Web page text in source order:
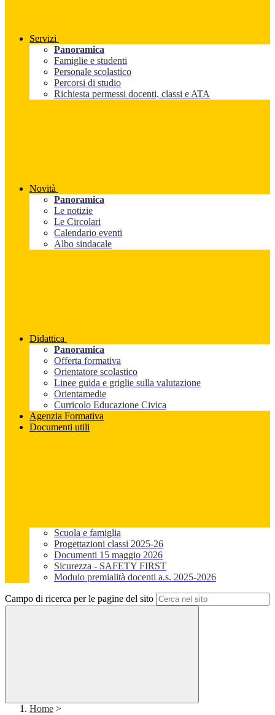
Servizi
Panoramica
Famiglie e studenti
Personale scolastico
Percorsi di studio
Richiesta permessi docenti, classi e ATA
Novità
Panoramica
Le notizie
Le Circolari
Calendario eventi
Albo sindacale
Didattica
Panoramica
Offerta formativa
Orientatore scolastico
Linee guida e griglie sulla valutazione
Orientamedie
Curricolo Educazione Civica
Agenzia Formativa
Documenti utili
Scuola e famiglia
Progettazioni classi 2025-26
Documenti 15 maggio 2026
Sicurezza - SAFETY FIRST
Modulo premialità docenti a.s. 2025-2026
Campo di ricerca per le pagine del sito
Home >